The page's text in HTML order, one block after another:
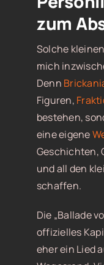
zum
Solche
mich
Denn
Figuren,
bestehen,
eine eigene
Geschichten,
und all den
schaffen.
Die „Ballade
offizielles
eher ein Lied